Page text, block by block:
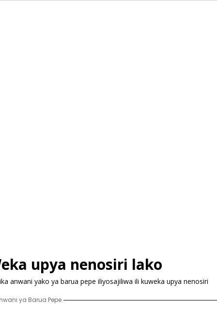
upya nenosiri lako
anwani yako ya barua pepe iliyosajiliwa ili kuweka upya nenosiri
ya Barua Pepe